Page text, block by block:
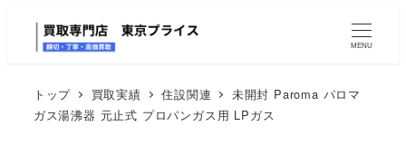
MENU
トップ 買取実績 住設関連
未開封 Paroma パロマ
ガス湯沸器 元止式 プロパンガス用 LPガス